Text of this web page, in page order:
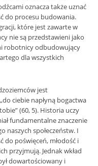
oznacza także uznać
do procesu budowania.
które jest zawarte w
nie są przedstawieni jako
robotnicy odbudowujący
dla wszystkich
jest
ciebie napłyną bogactwa
(60, 5). Historia uczy
fundamentalne znaczenie
naszych społeczeństw. I
do poświęceń, młodość i
przyjmują. Jednak wkład
dowartościowany i